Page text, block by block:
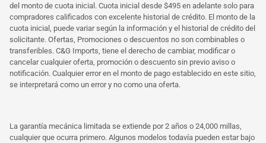
del monto de cuota inicial. Cuota inicial desde $495 en adelante solo para
compradores calificados con excelente historial de crédito. El monto de la
cuota inicial, puede variar según la información y el historial de crédito del
solicitante. Ofertas, Promociones o descuentos no son combinables o
transferibles. C&G Imports, tiene el derecho de cambiar, modificar o
cancelar cualquier oferta, promoción o descuento sin previo aviso o
notificación. Cualquier error en el monto de pago establecido en este sitio,
se interpretará como un error y no como una oferta.
La garantía mecánica limitada se extiende por 2 años o 24,000 millas,
cualquier que ocurra primero. Algunos modelos todavía pueden estar bajo